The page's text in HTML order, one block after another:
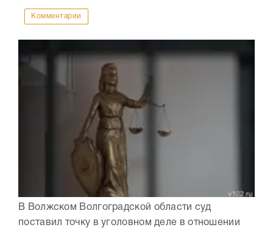
Комментарии
В Волжском Волгоградской области суд
поставил точку в уголовном деле в отношении